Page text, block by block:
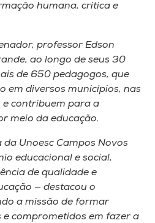
humana, crítica e
professor Edson
ao longo de seus 30
de 650 pedagogos, que
em diversos municípios, nas
e contribuem para a
meio da educação.
Unoesc Campos Novos
educacional e social,
de qualidade e
— destacou o
a missão de formar
comprometidos em fazer a